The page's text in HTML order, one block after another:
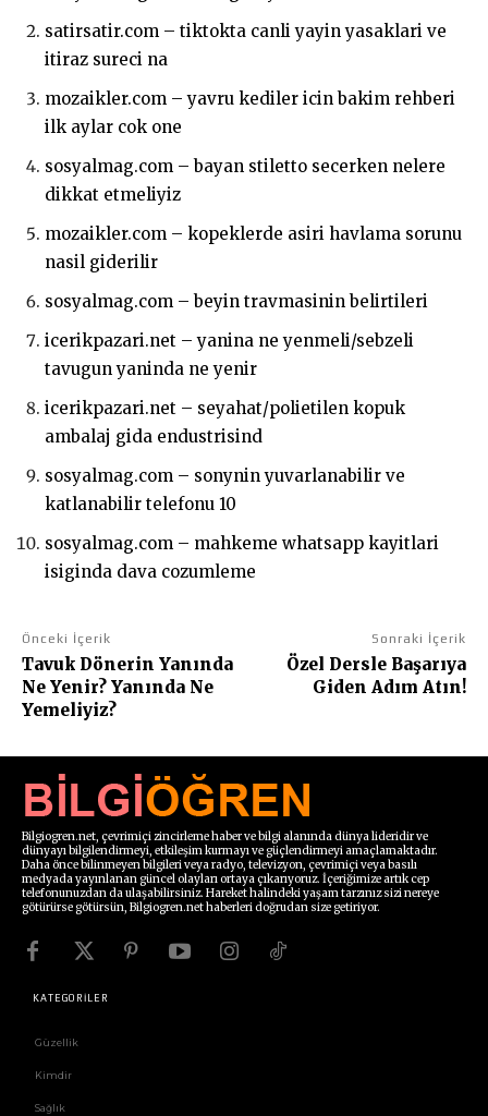
satirsatir.com – tiktokta canli yayin yasaklari ve
itiraz sureci na
mozaikler.com – yavru kediler icin bakim rehberi
ilk aylar cok one
sosyalmag.com – bayan stiletto secerken nelere
dikkat etmeliyiz
mozaikler.com – kopeklerde asiri havlama sorunu
nasil giderilir
sosyalmag.com – beyin travmasinin belirtileri
icerikpazari.net – yanina ne yenmeli/sebzeli
tavugun yaninda ne yenir
icerikpazari.net – seyahat/polietilen kopuk
ambalaj gida endustrisind
sosyalmag.com – sonynin yuvarlanabilir ve
katlanabilir telefonu 10
sosyalmag.com – mahkeme whatsapp kayitlari
isiginda dava cozumleme
Önceki İçerik
Tavuk Dönerin Yanında
Ne Yenir? Yanında Ne
Yemeliyiz?
Sonraki İçerik
Özel Dersle Başarıya
Giden Adım Atın!
Bilgiogren.net, çevrimiçi zincirleme haber ve bilgi alanında dünya lideridir ve
dünyayı bilgilendirmeyi, etkileşim kurmayı ve güçlendirmeyi amaçlamaktadır.
Daha önce bilinmeyen bilgileri veya radyo, televizyon, çevrimiçi veya basılı
medyada yayınlanan güncel olayları ortaya çıkarıyoruz. İçeriğimize artık cep
telefonunuzdan da ulaşabilirsiniz. Hareket halindeki yaşam tarzınız sizi nereye
götürürse götürsün, Bilgiogren.net haberleri doğrudan size getiriyor.
KATEGORİLER
Güzellik
Kimdir
Sağlık